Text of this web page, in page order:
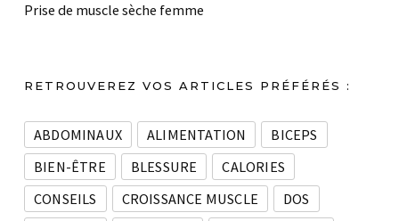
Prise de muscle sèche femme
RETROUVEREZ VOS ARTICLES PRÉFÉRÉS :
ABDOMINAUX ALIMENTATION
BICEPS
BIEN-ÊTRE
BLESSURE
CALORIES
CONSEILS
CROISSANCE MUSCLE
DOS